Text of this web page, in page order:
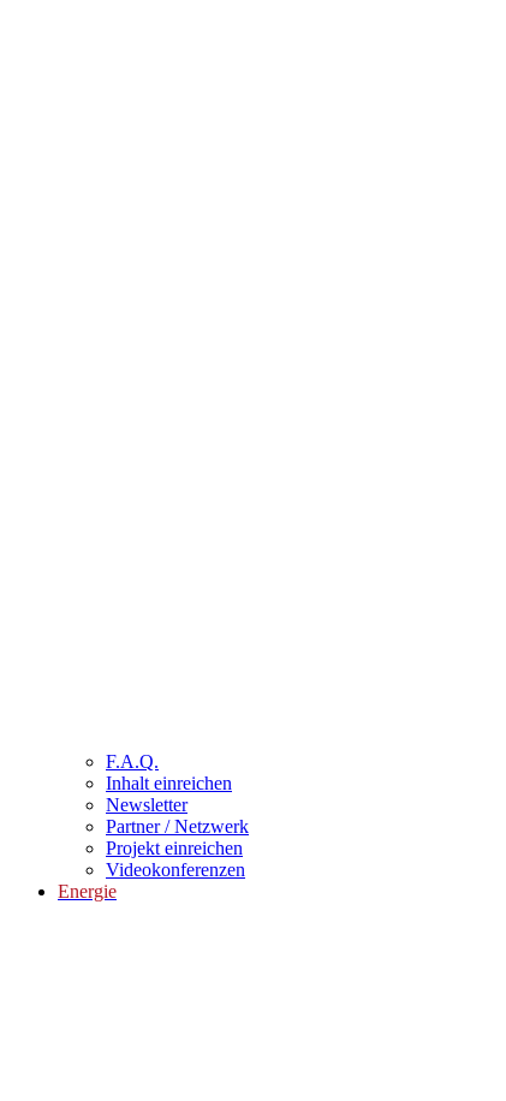
F.A.Q.
Inhalt einreichen
Newsletter
Partner / Netzwerk
Projekt einreichen
Videokonferenzen
Energie